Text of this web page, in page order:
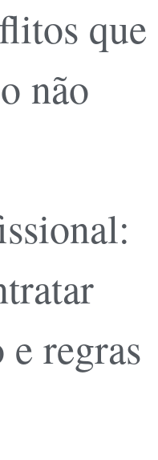
que
não
regras